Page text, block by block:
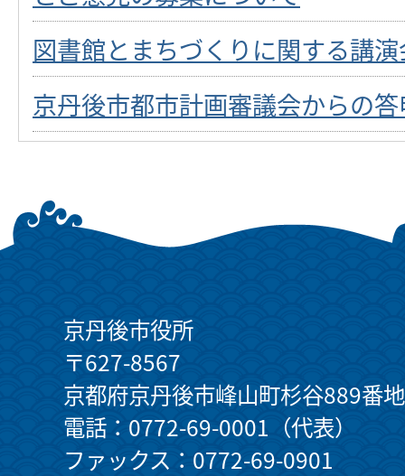
図書館とまちづくりに関する講
京丹後市都市計画審議会からの
京丹後市役所
〒627-8567
京都府京丹後市峰山町杉谷889番地
電話：0772-69-0001（代表）
ファックス：0772-69-0901